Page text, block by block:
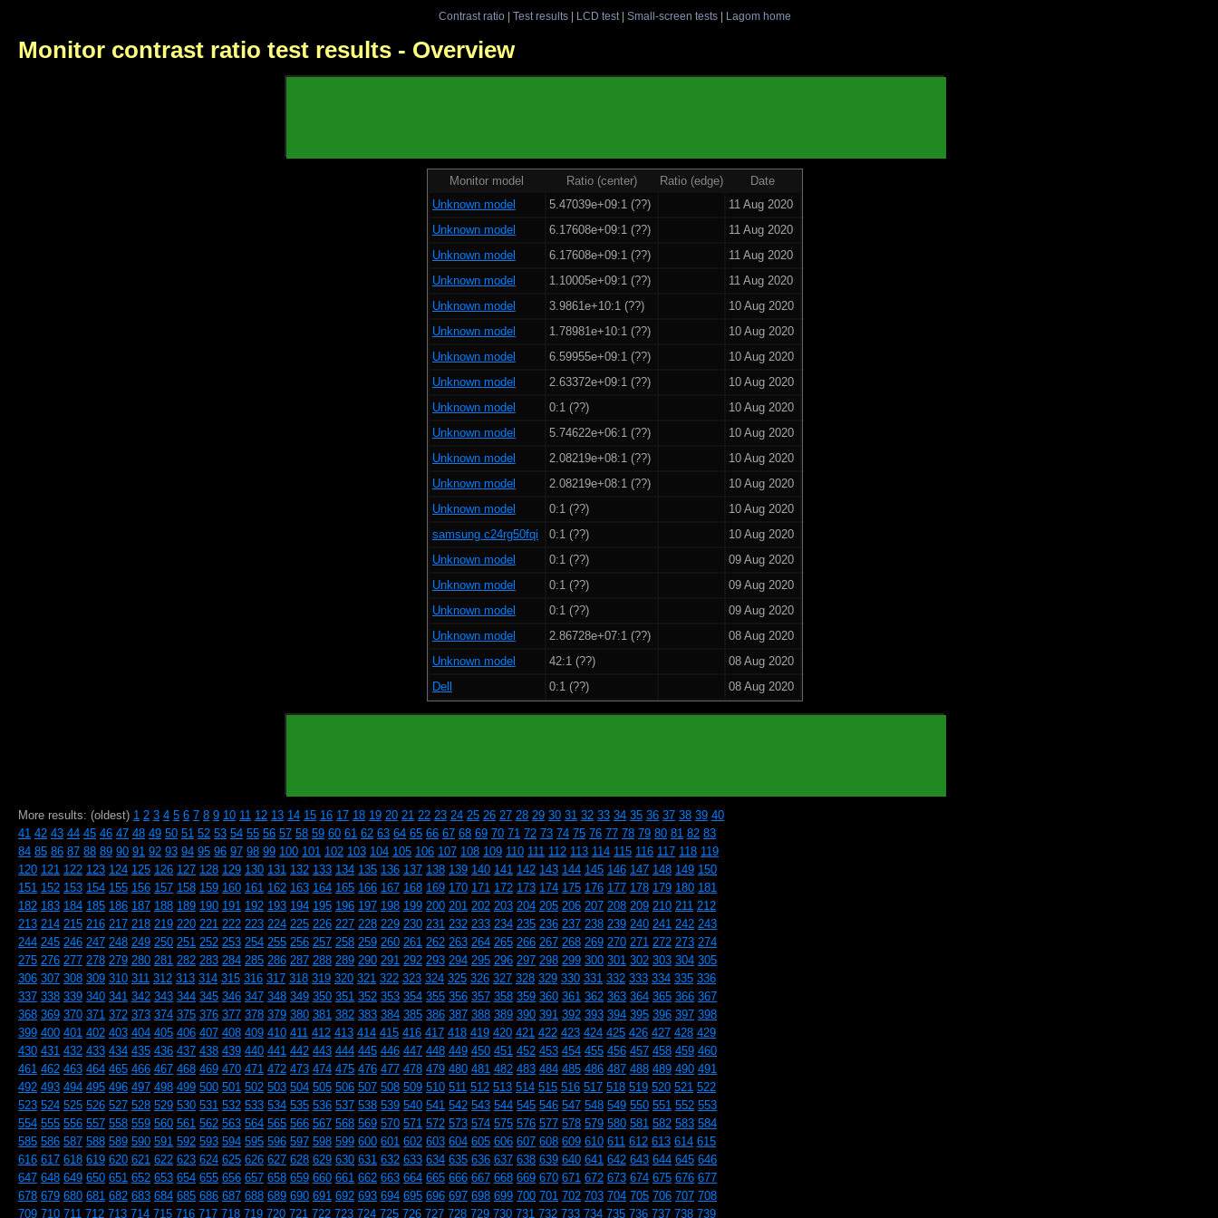
Contrast ratio| Test results| LCD test| Small-screen tests| Lagom home
Monitor contrast ratio test results - Overview
Monitor model Ratio (center) Ratio (edge)
Date
Unknown model
5.47039e+09:1 (??)
11 Aug 2020
Unknown model
6.17608e+09:1 (??)
11 Aug 2020
Unknown model
6.17608e+09:1 (??)
11 Aug 2020
Unknown model
1.10005e+09:1 (??)
11 Aug 2020
Unknown model
3.9861e+10:1 (??)
10 Aug 2020
Unknown model
1.78981e+10:1 (??)
10 Aug 2020
Unknown model
6.59955e+09:1 (??)
10 Aug 2020
Unknown model
2.63372e+09:1 (??)
10 Aug 2020
Unknown model
0:1 (??)
10 Aug 2020
Unknown model
5.74622e+06:1 (??)
10 Aug 2020
Unknown model
2.08219e+08:1 (??)
10 Aug 2020
Unknown model
2.08219e+08:1 (??)
10 Aug 2020
Unknown model
0:1 (??)
10 Aug 2020
samsung c24rg50fqi
0:1 (??)
10 Aug 2020
Unknown model
0:1 (??)
09 Aug 2020
Unknown model
0:1 (??)
09 Aug 2020
Unknown model
0:1 (??)
09 Aug 2020
Unknown model
2.86728e+07:1 (??)
08 Aug 2020
Unknown model
42:1 (??)
08 Aug 2020
Dell
0:1 (??) 08 Aug 2020
More results: (oldest) 1 2 3 4 5 6 7 8 9 10 11 12 13 14 15 16 17 18 19 20 21 22 23 24 25 26 27 28 29 30 31 32 33 34 35 36 37 38 39 40
41 42 43 44 45 46 47 48 49 50 51 52 53 54 55 56 57 58 59 60 61 62 63 64 65 66 67 68 69 70 71 72 73 74 75 76 77 78 79 80 81 82 83
84 85 86 87 88 89 90 91 92 93 94 95 96 97 98 99 100 101 102 103 104 105 106 107 108 109 110 111 112 113 114 115 116 117 118 119
120 121 122 123 124 125 126 127 128 129 130 131 132 133 134 135 136 137 138 139 140 141 142 143 144 145 146 147 148 149 150
151 152 153 154 155 156 157 158 159 160 161 162 163 164 165 166 167 168 169 170 171 172 173 174 175 176 177 178 179 180 181
182 183 184 185 186 187 188 189 190 191 192 193 194 195 196 197 198 199 200 201 202 203 204 205 206 207 208 209 210 211 212
213 214 215 216 217 218 219 220 221 222 223 224 225 226 227 228 229 230 231 232 233 234 235 236 237 238 239 240 241 242 243
244 245 246 247 248 249 250 251 252 253 254 255 256 257 258 259 260 261 262 263 264 265 266 267 268 269 270 271 272 273 274
275 276 277 278 279 280 281 282 283 284 285 286 287 288 289 290 291 292 293 294 295 296 297 298 299 300 301 302 303 304 305
306 307 308 309 310 311 312 313 314 315 316 317 318 319 320 321 322 323 324 325 326 327 328 329 330 331 332 333 334 335 336
337 338 339 340 341 342 343 344 345 346 347 348 349 350 351 352 353 354 355 356 357 358 359 360 361 362 363 364 365 366 367
368 369 370 371 372 373 374 375 376 377 378 379 380 381 382 383 384 385 386 387 388 389 390 391 392 393 394 395 396 397 398
399 400 401 402 403 404 405 406 407 408 409 410 411 412 413 414 415 416 417 418 419 420 421 422 423 424 425 426 427 428 429
430 431 432 433 434 435 436 437 438 439 440 441 442 443 444 445 446 447 448 449 450 451 452 453 454 455 456 457 458 459 460
461 462 463 464 465 466 467 468 469 470 471 472 473 474 475 476 477 478 479 480 481 482 483 484 485 486 487 488 489 490 491
492 493 494 495 496 497 498 499 500 501 502 503 504 505 506 507 508 509 510 511 512 513 514 515 516 517 518 519 520 521 522
523 524 525 526 527 528 529 530 531 532 533 534 535 536 537 538 539 540 541 542 543 544 545 546 547 548 549 550 551 552 553
554 555 556 557 558 559 560 561 562 563 564 565 566 567 568 569 570 571 572 573 574 575 576 577 578 579 580 581 582 583 584
585 586 587 588 589 590 591 592 593 594 595 596 597 598 599 600 601 602 603 604 605 606 607 608 609 610 611 612 613 614 615
616 617 618 619 620 621 622 623 624 625 626 627 628 629 630 631 632 633 634 635 636 637 638 639 640 641 642 643 644 645 646
647 648 649 650 651 652 653 654 655 656 657 658 659 660 661 662 663 664 665 666 667 668 669 670 671 672 673 674 675 676 677
678 679 680 681 682 683 684 685 686 687 688 689 690 691 692 693 694 695 696 697 698 699 700 701 702 703 704 705 706 707 708
709 710 711 712 713 714 715 716 717 718 719 720 721 722 723 724 725 726 727 728 729 730 731 732 733 734 735 736 737 738 739